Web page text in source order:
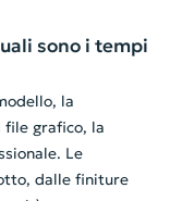
sono i tempi
la
file grafico, la
Le
dalle finiture